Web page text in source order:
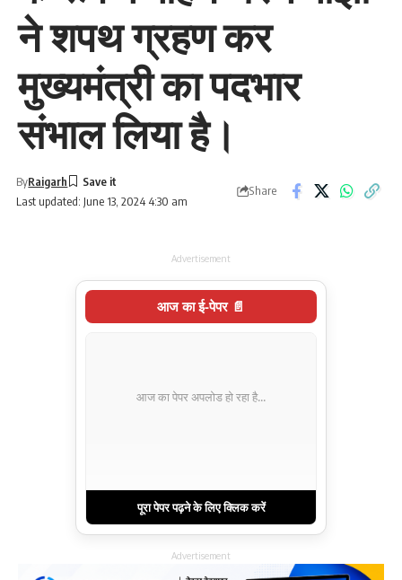
ने शपथ ग्रहण कर
मुख्यमंत्री का पदभार
संभाल लिया है।
Last updated: June 13, 2024 4:30 am
ByRaigarh
Share
Advertisement
आज का ई-पेपर 📄
आज का पेपर अपलोड हो रहा है...
पूरा पेपर पढ़ने के लिए क्लिक करें
Advertisement